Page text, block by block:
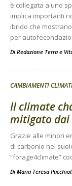
è collegata a uno
implica importanti
ibrido che
per
Di Redazione Terra e
CAMBIAMENTI
Il climate
mitigato dai
Grazie alle minori
di carbonio nel
“forage4climate”
Di Maria Teresa